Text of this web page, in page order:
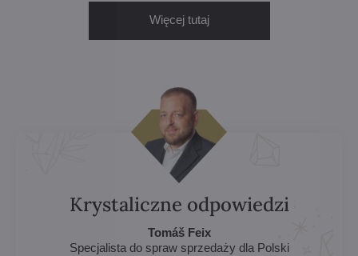
Więcej tutaj
Krystaliczne odpowiedzi
Tomáš Feix
Specjalista do spraw sprzedaży dla Polski